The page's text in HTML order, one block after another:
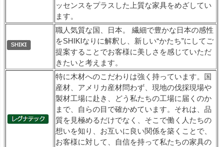
ッセンスをプラスした上質な家具をめざしてい
ます。
職人気質な国、日本。 繊細で豊かな日本の感性
をSHIKIなりに解釈し、新しい“かたち”にしてご
提案することでお客様に美しさを感じていただ
きたいと考えます。
特に木材へのこだわりは強く持っています。国
産材、アメリカ産材問わず、現地の伐採現場や
製材工場に赴き、どう私たちの工場に届くのか
まで、自らの目で確かめています。それは、品
質を見極めるだけでなく、そこで働く人たちの
想いを知り、お互いに良い関係を築くことで、
お客様に対して、自信を持って私たちの家具の